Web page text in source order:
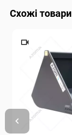
Схожі товари